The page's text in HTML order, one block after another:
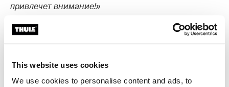
This website uses cookies
We use cookies to personalise content and ads, to
привлечет внимание!»
Обзор Thule Spring